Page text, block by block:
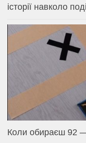
історії навколо
Коли обираєш 92